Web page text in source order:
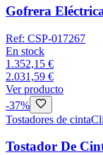
Gofrera
Ref: CSP-017267
En stock
1.352,15 €
2.031,59 €
Ver producto
-37%
Tostadores de cinta
Tostador De